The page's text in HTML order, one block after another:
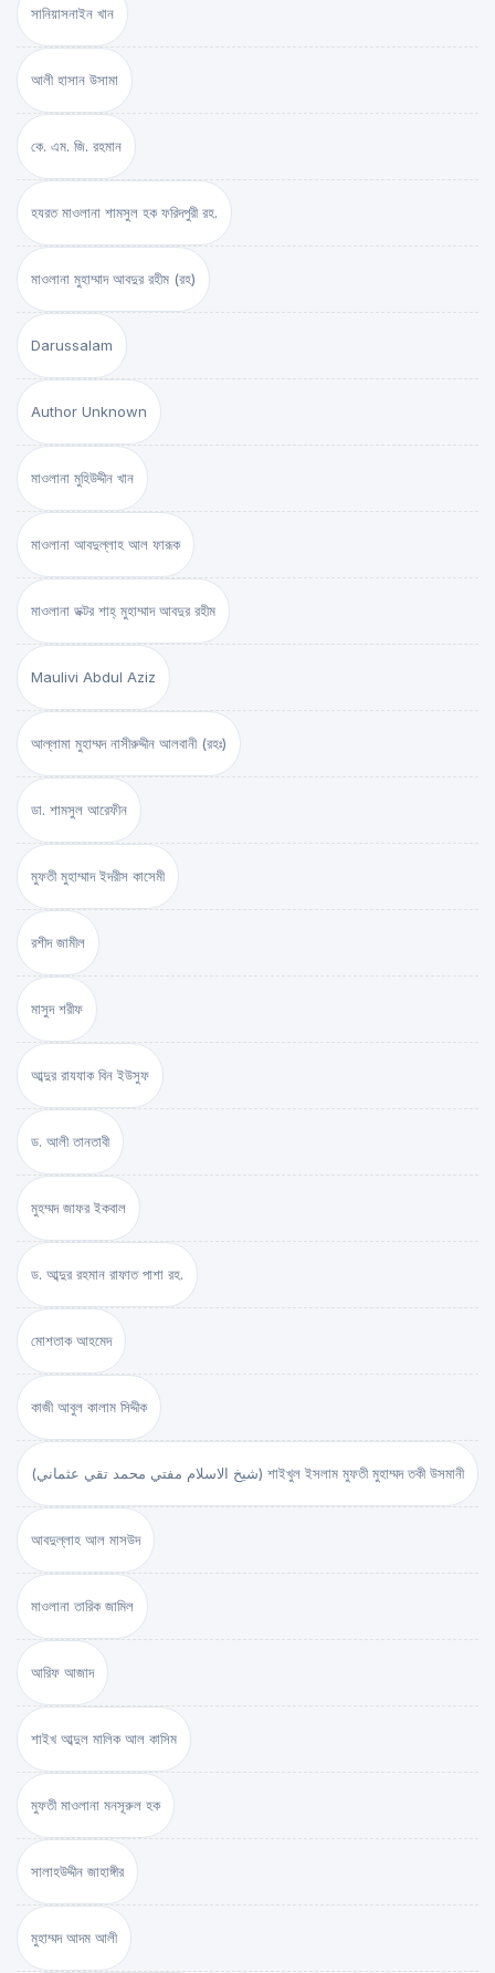
সানিয়াসনাইন খান
আলী হাসান উসামা
কে. এম. জি. রহমান
হযরত মাওলানা শামসুল হক ফরিদপুরী রহ.
মাওলানা মুহাম্মাদ আবদুর রহীম (রহ)
Darussalam
Author Unknown
মাওলানা মুহিউদ্দীন খান
মাওলানা আবদুল্লাহ আল ফারূক
মাওলানা ডক্টর শাহ্‌ মুহাম্মাদ আবদুর রহীম
Maulivi Abdul Aziz
আল্লামা মুহাম্মদ নাসীরুদ্দীন আলবানী (রহঃ)
ডা. শামসুল আরেফীন
মুফতী মুহাম্মাদ ইদরীস কাসেমী
রশীদ জামীল
মাসুদ শরীফ
আব্দুর রাযযাক বিন ইউসুফ
ড. আলী তানতাবী
মুহম্মদ জাফর ইকবাল
ড. আব্দুর রহমান রাফাত পাশা রহ.
মোশতাক আহমেদ
কাজী আবুল কালাম সিদ্দীক
(شيخ الاسلام مفتي محمد تقي عثماني) শাইখুল ইসলাম মুফতী মুহাম্মদ তকী উসমানী
আবদুল্লাহ আল মাসউদ
মাওলানা তারিক জামিল
আরিফ আজাদ
শাইখ আব্দুল মালিক আল কাসিম
মুফতী মাওলানা মনসূরুল হক
সালাহউদ্দীন জাহাঙ্গীর
মুহাম্মদ আদম আলী